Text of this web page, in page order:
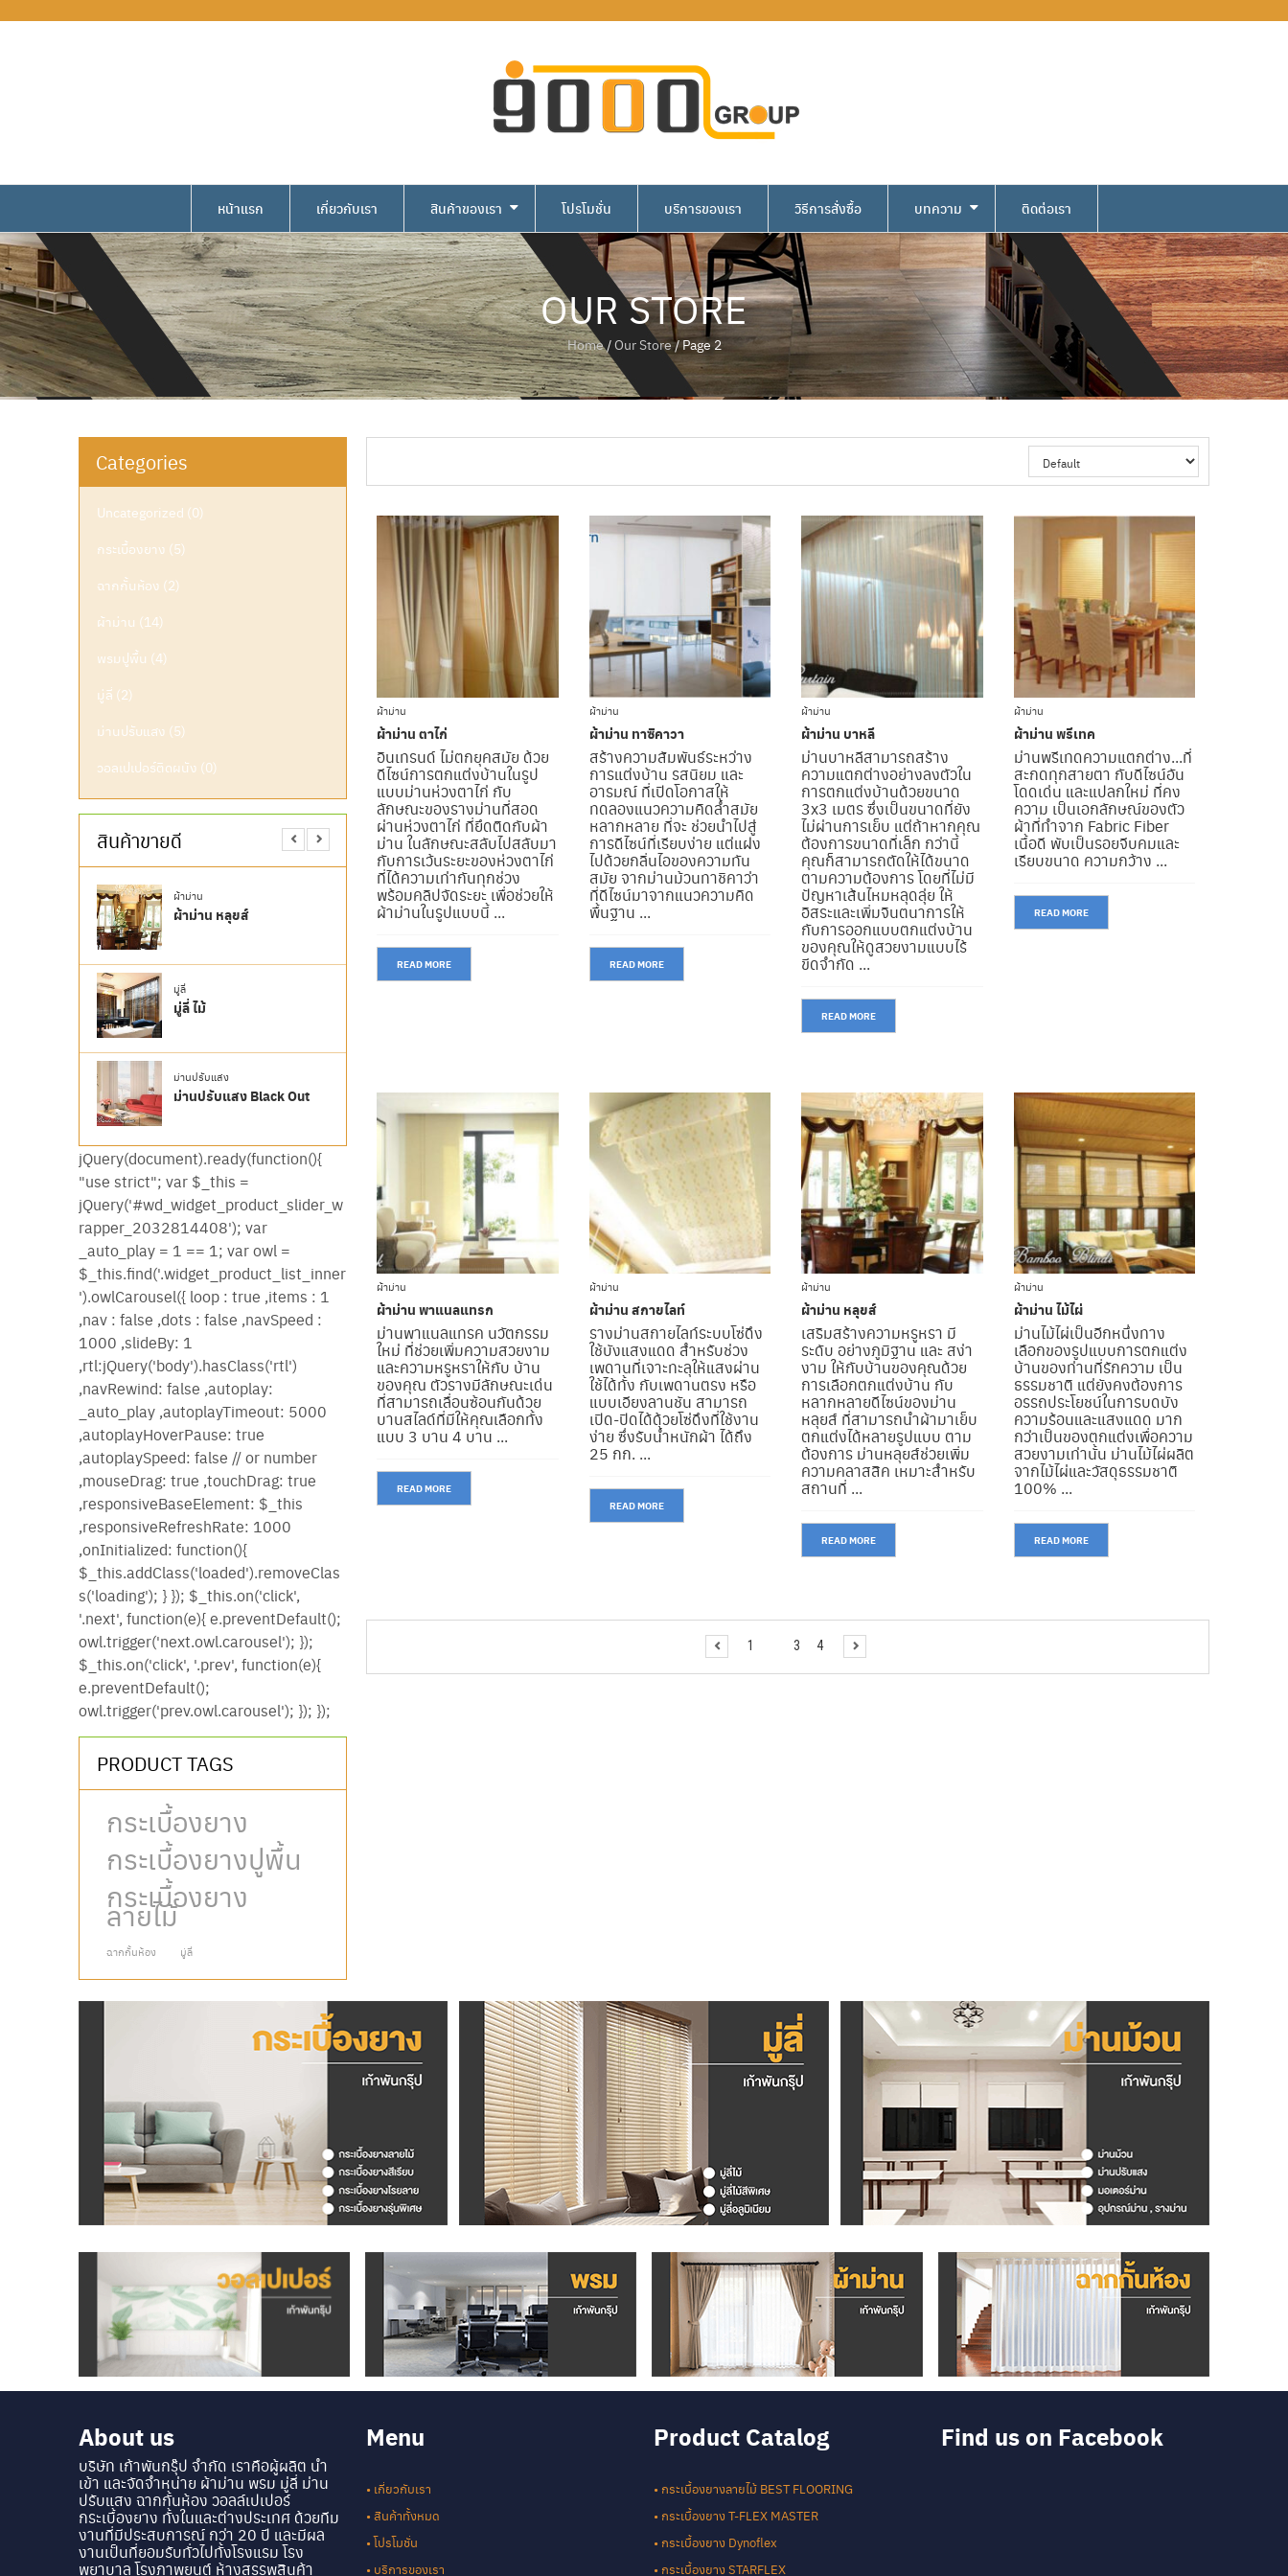
หน้าแรก เกี่ยวกับเรา สินค้าของเรา โปรโมชั่น บริการของเรา วิธีการสั่งซื้อ บทความ ติดต่อเรา
OUR STORE
Home/Our Store/ Page 2
Categories
Uncategorized (0)
กระเบื้องยาง (5)
ฉากกั้นห้อง (2)
ผ้าม่าน (14)
พรมปูพื้น (4)
มู่ลี่ (2)
ม่านปรับแสง (5)
วอลเปเปอร์ติดผนัง (0)
สินค้าขายดี
ผ้าม่าน
ผ้าม่าน ตาไก่
มู่ลี่
มู่ลี่ อลูมิเนียม
ม่านปรับแสง
ม่านปรับแสง Sunscreen
ผ้าม่าน
ม่านแป๊ป
ผ้าม่าน สกายไลท์
ผ้าม่าน
ผ้าม่าน คอกระเช้า
ผ้าม่าน พรีเทค
ผ้าม่าน หลุยส์
ม่านปรับแสง Black Out
PRODUCT TAGS
กระเบื้องยาง
กระเบื้องยางปูพื้น
กระเบื้องยาง
ลายไม้
ฉากกั้นห้อง มู่ลี่
ผ้าม่าน
ผ้าม่าน ตาไก่
อินเทรนด์ ไม่ตกยุคสมัย ด้วย
ดีไซน์การตกแต่งบ้านในรูป
แบบม่านห่วงตาไก่ กับ
ลักษณะของรางม่านที่สอด
ผ่านห่วงตาไก่ ที่ยึดติดกับผ้า
ม่าน ในลักษณะสลับไปสลับมา
กับการเว้นระยะของห่วงตาไก่
ที่ได้ความเท่ากันทุกช่วง
พร้อมคลิปจัดระยะ เพื่อช่วยให้
ผ้าม่านในรูปแบบนี้ ...
READ MORE
ผ้าม่าน
ผ้าม่าน ทาซิคาวา
สร้างความสัมพันธ์ระหว่าง
การแต่งบ้าน รสนิยม และ
อารมณ์ ที่เปิดโอกาสให้
ทดลองแนวความคิดล้ำสมัย
หลากหลาย ที่จะ ช่วยนำไปสู่
การดีไซน์ที่เรียบง่าย แต่แฝง
ไปด้วยกลิ่นไอของความทัน
สมัย จากม่านม้วนทาชิคาว่า
ที่ดีไซน์มาจากแนวความคิด
พื้นฐาน ...
READ MORE
ผ้าม่าน
ผ้าม่าน บาหลี
ม่านบาหลีสามารถสร้าง
ความแตกต่างอย่างลงตัวใน
การตกแต่งบ้านด้วยขนาด
3x3 เมตร ซึ่งเป็นขนาดที่ยัง
ไม่ผ่านการเย็บ แต่ถ้าหากคุณ
ต้องการขนาดที่เล็ก กว่านี้
คุณก็สามารถตัดให้ได้ขนาด
ตามความต้องการ โดยที่ไม่มี
ปัญหาเส้นไหมหลุดลุ่ย ให้
อิสระและเพิ่มจินตนาการให้
กับการออกแบบตกแต่งบ้าน
ของคุณให้ดูสวยงามแบบไร้
ขีดจำกัด ...
READ MORE
ผ้าม่าน
ผ้าม่าน พรีเทค
ม่านพรีเทดความแตกต่าง...ที่
สะกดทุกสายตา กับดีไซน์อัน
โดดเด่น และแปลกใหม่ ที่คง
ความ เป็นเอกลักษณ์ของตัว
ผ้าที่ทำจาก Fabric Fiber
เนื้อดี พับเป็นรอยจีบคมและ
เรียบขนาด ความกว้าง ...
READ MORE
ผ้าม่าน
ผ้าม่าน พาแนลแทรก
ม่านพาแนลแทรค นวัตกรรม
ใหม่ ที่ช่วยเพิ่มความสวยงาม
และความหรูหราให้กับ บ้าน
ของคุณ ตัวรางมีลักษณะเด่น
ที่สามารถเลื่อนซ้อนกันด้วย
บานสไลด์ที่มีให้คุณเลือกทั้ง
แบบ 3 บาน 4 บาน ...
READ MORE
ผ้าม่าน
ผ้าม่าน สกายไลท์
รางม่านสกายไลท์ระบบโซ่ดึง
ใช้บังแสงแดด สำหรับช่วง
เพดานที่เจาะทะลุให้แสงผ่าน
ใช้ได้ทั้ง กับเพดานตรง หรือ
แบบเอียงลานชัน สามารถ
เปิด-ปิดได้ด้วยโซ่ดึงที่ใช้งาน
ง่าย ซึ่งรับน้ำหนักผ้า ได้ถึง
25 กก. ...
READ MORE
ผ้าม่าน
ผ้าม่าน หลุยส์
เสริมสร้างความหรูหรา มี
ระดับ อย่างภูมิฐาน และ สง่า
งาม ให้กับบ้านของคุณด้วย
การเลือกตกแต่งบ้าน กับ
หลากหลายดีไซน์ของม่าน
หลุยส์ ที่สามารถนำผ้ามาเย็บ
ตกแต่งได้หลายรูปแบบ ตาม
ต้องการ ม่านหลุยส์ช่วยเพิ่ม
ความคลาสสิค เหมาะสำหรับ
สถานที่ ...
READ MORE
ผ้าม่าน
ผ้าม่าน ไม้ไผ่
ม่านไม้ไผ่เป็นอีกหนึ่งทาง
เลือกของรูปแบบการตกแต่ง
บ้านของท่านที่รักความ เป็น
ธรรมชาติ แต่ยังคงต้องการ
อรรถประโยชน์ในการบดบัง
ความร้อนและแสงแดด มาก
กว่าเป็นของตกแต่งเพื่อความ
สวยงามเท่านั้น ม่านไม้ไผ่ผลิต
จากไม้ไผ่และวัสดุธรรมชาติ
100% ...
READ MORE
1 3 4
About us
บริษัท เก้าพันกรุ๊ป จำกัด เราคือผู้ผลิต นำ
เข้า และจัดจำหน่าย ผ้าม่าน พรม มู่ลี่ ม่าน
ปรับแสง ฉากกั้นห้อง วอลล์เปเปอร์
กระเบื้องยาง ทั้งในและต่างประเทศ ด้วยทีม
งานที่มีประสบการณ์ กว่า 20 ปี และมีผล
งานเป็นที่ยอมรับทั่วไปทั้งโรงแรม โรง
พยาบาล โรงภาพยนต์ ห้างสรรพสินค้า
Menu
• เกี่ยวกับเรา
• สินค้าทั้งหมด
• โปรโมชั่น
• บริการของเรา
Product Catalog
• กระเบื้องยางลายไม้ BEST FLOORING
• กระเบื้องยาง T-FLEX MASTER
• กระเบื้องยาง Dynoflex
• กระเบื้องยาง STARFLEX
Find us on Facebook